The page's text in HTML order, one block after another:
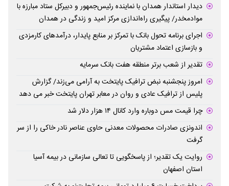
دیدار استاندار همدان با نماینده رئیس‌جمهور و دبیرکل ستاد مبارزه با
موادمخدر/ پیگیری راه‌اندازی مرکز امید و زندگی در همدان
اجرای برنامه تحول بانک با تمرکز بر منابع پایدار، درآمدهای کارمزدی
و بازسازی اعتماد مشتریان
تقدیر از شعب برتر منطقه هفت بانک سرمایه
امروز پنجشنبه نبض ترافیک پایتخت به آرامی می‌زند/ گزارش
پلیس از ترافیک عادی و روان در معابر تهران پایتخت خبر می دهد
چرا قیمت مس دوباره وارد کانال ۱۴ هزار دلار شد
اندونزی صادرات محصولات معدنی حاوی عناصر نادر خاکی را از سر
گرفت
روایت یک تقدیر؛ از پاسخگویی تا تعالی سازمانی در بیمه آسیا
استان اصفهان